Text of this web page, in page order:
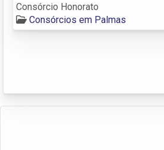
Consórcio Honorato
Consórcios em Palmas